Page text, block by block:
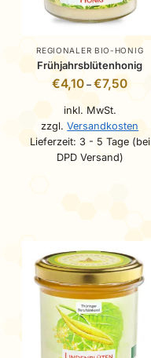
REGIONALER BIO-HONIG
Frühjahrsblütenhonig
€4,10 –€7,50
inkl. MwSt.
zzgl.Versandkosten
Lieferzeit: 3 - 5 Tage (bei
DPD Versand)